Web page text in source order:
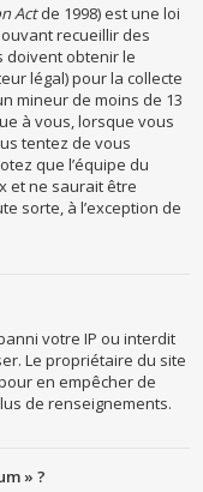
Actde 1998) est une loi
recueillir des
doivent obtenir le
légal) pour la collecte
mineur de moins de 13
à vous, lorsque vous
tentez de vous
que l’équipe du
et ne saurait être
sorte, à l’exception de
votre IP ou interdit
Le propriétaire du site
en empêcher de
de renseignements.
» ?